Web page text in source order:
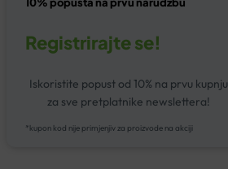
Registrirajte se!
Iskoristite popust od 10% na prvu kupnju
za sve pretplatnike newslettera!
*kupon kod nije primjenjiv za proizvode na akciji